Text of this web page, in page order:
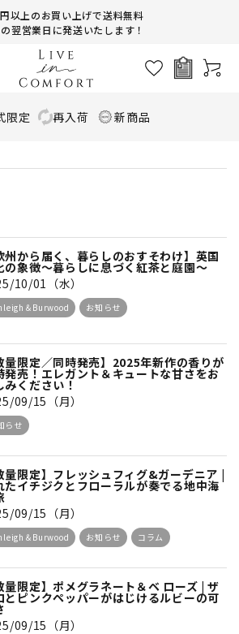
以上のお買い上げで送料無料
翌営業日に発送いたします！
限定 再入荷 新商品
州から届く、暮らしのおすそわけ】英国
の象徴～暮らしに息づく紅茶と庭園～
10/01（水）
＆Burwood お知らせ
量限定／同時発売】2025年新作の香りが
発売！エレガント＆キュートな甘さをお
みください！
09/15（月）
らせ
量限定】フレッシュフィグ&ガーデニア |
たイチジクとフローラルが奏でる地中海
09/15（月）
＆Burwood お知らせ コラム
量限定】ポメグラネート＆ベ ローズ | ザ
とピンクペッパーがはじけるルビーの可
09/15（月）